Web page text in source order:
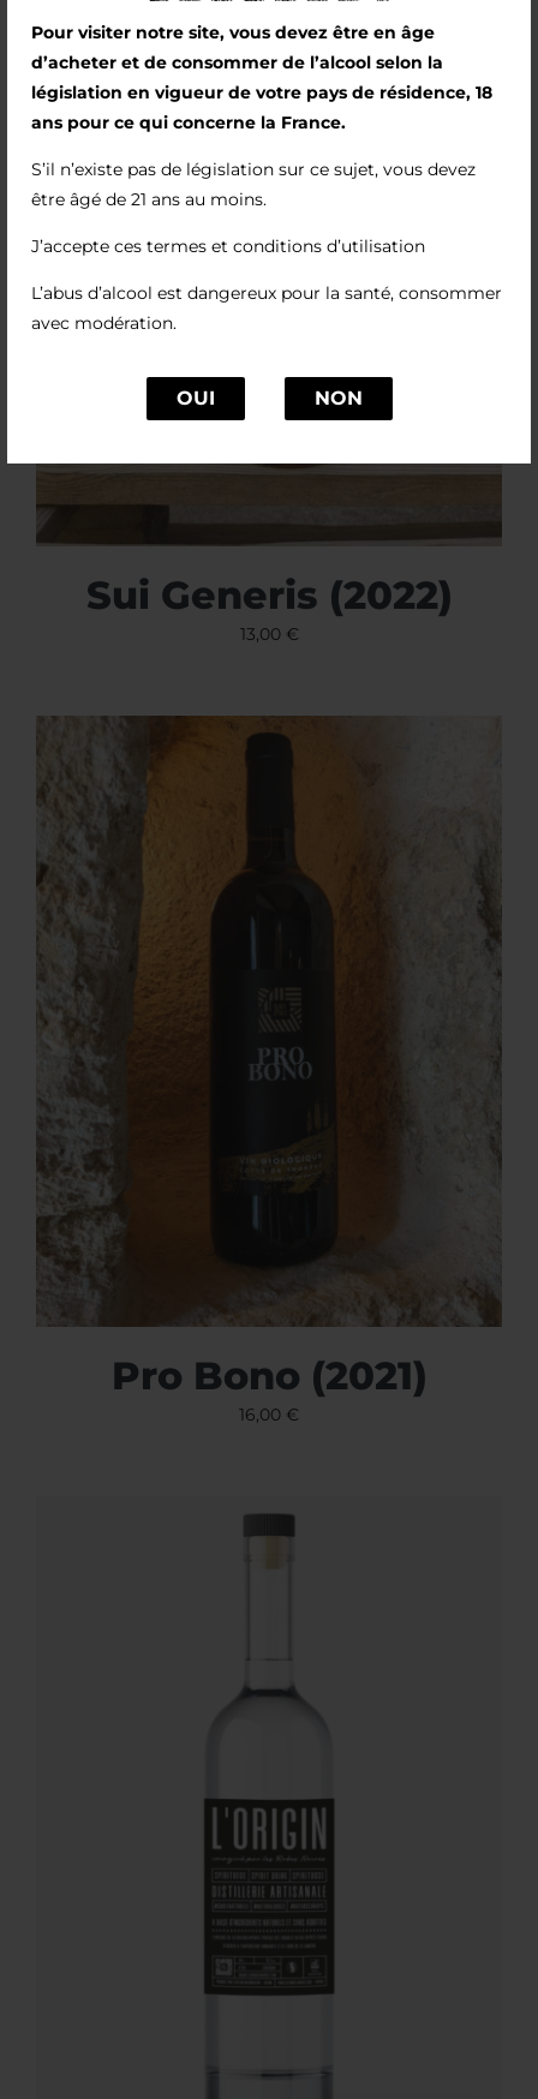
Pour visiter notre site, vous devez être en âge
d’acheter et de consommer de l’alcool selon la
législation en vigueur de votre pays de résidence, 18
ans pour ce qui concerne la France.
S’il n’existe pas de législation sur ce sujet, vous devez
être âgé de 21 ans au moins.
J’accepte ces termes et conditions d’utilisation
L’abus d’alcool est dangereux pour la santé, consommer
avec modération.
OUI NON
Sui Generis (2022)
13,00 €
Pro Bono (2021)
16,00 €